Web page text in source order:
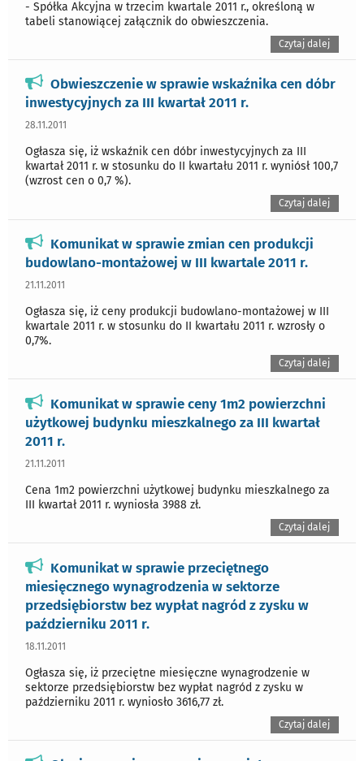
- Spółka Akcyjna w trzecim kwartale 2011 r., określoną w
tabeli stanowiącej załącznik do obwieszczenia.
Czytaj dalej
Obwieszczenie w sprawie wskaźnika cen dóbr
inwestycyjnych za III kwartał 2011 r.
28.11.2011
Ogłasza się, iż wskaźnik cen dóbr inwestycyjnych za III
kwartał 2011 r. w stosunku do II kwartału 2011 r. wyniósł 100,7
(wzrost cen o 0,7 %).
Czytaj dalej
Komunikat w sprawie zmian cen produkcji
budowlano-montażowej w III kwartale 2011 r.
21.11.2011
Ogłasza się, iż ceny produkcji budowlano-montażowej w III
kwartale 2011 r. w stosunku do II kwartału 2011 r. wzrosły o
0,7%.
Czytaj dalej
Komunikat w sprawie ceny 1m2 powierzchni
użytkowej budynku mieszkalnego za III kwartał
2011 r.
21.11.2011
Cena 1m2 powierzchni użytkowej budynku mieszkalnego za
III kwartał 2011 r. wyniosła 3988 zł.
Czytaj dalej
Komunikat w sprawie przeciętnego
miesięcznego wynagrodzenia w sektorze
przedsiębiorstw bez wypłat nagród z zysku w
październiku 2011 r.
18.11.2011
Ogłasza się, iż przeciętne miesięczne wynagrodzenie w
sektorze przedsiębiorstw bez wypłat nagród z zysku w
październiku 2011 r. wyniosło 3616,77 zł.
Czytaj dalej